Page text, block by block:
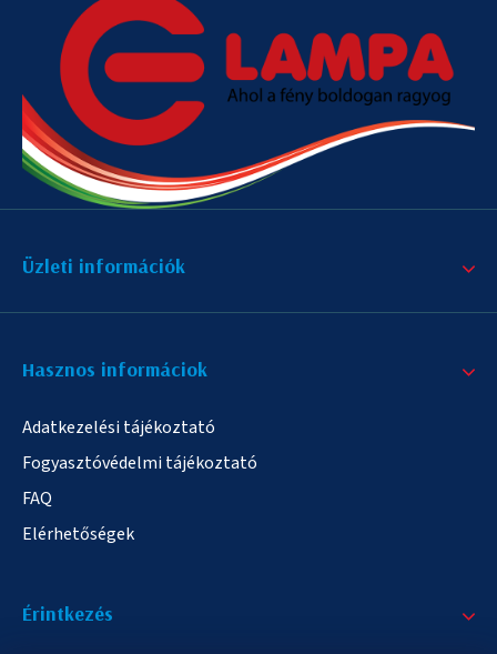
Üzleti információk
Hasznos informáciok
Adatkezelési tájékoztató
Fogyasztóvédelmi tájékoztató
FAQ
Elérhetőségek
Érintkezés